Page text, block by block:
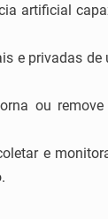
artificial
e privadas
ou
e